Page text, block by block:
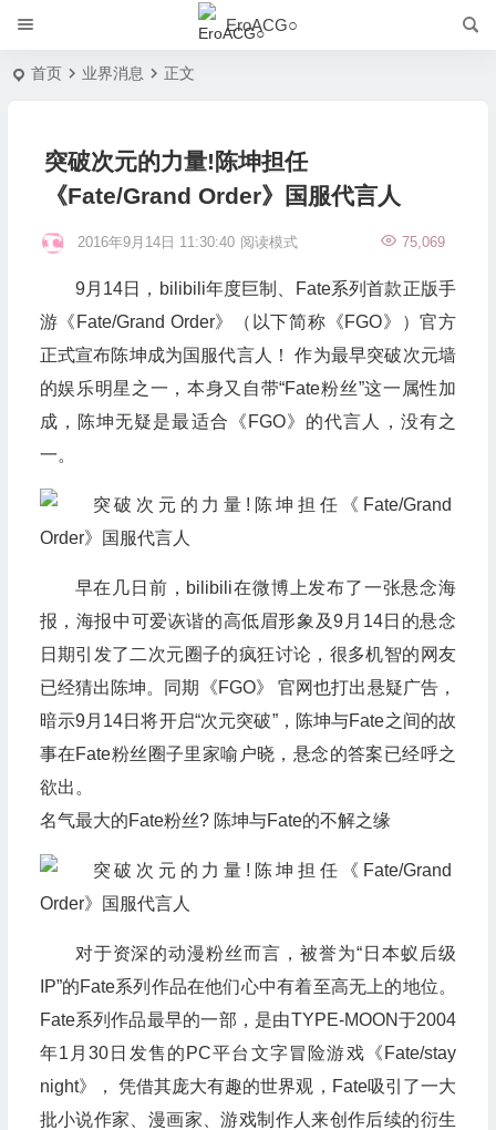
EroACG○
首页 业界消息 正文
突破次元的力量!陈坤担任
《Fate/Grand Order》国服代言人
2016年9月14日 11:30:40 75,069
阅读模式
9月14日，bilibili年度巨制、Fate系列首款正版手
游《Fate/Grand Order》（以下简称《FGO》）官方
正式宣布陈坤成为国服代言人！ 作为最早突破次元墙
的娱乐明星之一，本身又自带“Fate粉丝”这一属性加
成，陈坤无疑是最适合《FGO》的代言人，没有之
一。
早在几日前，bilibili在微博上发布了一张悬念海
报，海报中可爱诙谐的高低眉形象及9月14日的悬念
日期引发了二次元圈子的疯狂讨论，很多机智的网友
已经猜出陈坤。同期《FGO》 官网也打出悬疑广告，
暗示9月14日将开启“次元突破”，陈坤与Fate之间的故
事在Fate粉丝圈子里家喻户晓，悬念的答案已经呼之
欲出。
名气最大的Fate粉丝? 陈坤与Fate的不解之缘
对于资深的动漫粉丝而言，被誉为“日本蚁后级
IP”的Fate系列作品在他们心中有着至高无上的地位。
Fate系列作品最早的一部，是由TYPE-MOON于2004
年1月30日发售的PC平台文字冒险游戏《Fate/stay
night》， 凭借其庞大有趣的世界观，Fate吸引了一大
批小说作家、漫画家、游戏制作人来创作后续的衍生